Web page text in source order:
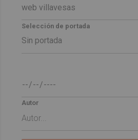
Selección de portada
Autor